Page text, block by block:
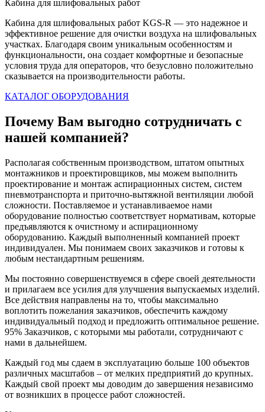
Кабина для шлифовальных работ
Кабина для шлифовальных работ KGS-R — это надежное и
эффективное решение для очистки воздуха на шлифовальных
участках. Благодаря своим уникальным особенностям и
функциональности, она создает комфортные и безопасные
условия труда для операторов, что безусловно положительно
сказывается на производительности работы.
КАТАЛОГ ОБОРУДОВАНИЯ
Почему Вам выгодно сотрудничать с
нашей компанией?
Располагая собственным производством, штатом опытных
монтажников и проектировщиков, мы можем выполнить
проектирование и монтаж аспирационных систем, систем
пневмотранспорта и приточно-вытяжной вентиляции любой
сложности. Поставляемое и устанавливаемое нами
оборудование полностью соответствует нормативам, которые
предъявляются к очистному и аспирационному
оборудованию. Каждый выполненный компанией проект
индивидуален. Мы понимаем своих заказчиков и готовы к
любым нестандартным решениям.
Мы постоянно совершенствуемся в сфере своей деятельности
и прилагаем все усилия для улучшения выпускаемых изделий.
Все действия направлены на то, чтобы максимально
воплотить пожелания заказчиков, обеспечить каждому
индивидуальный подход и предложить оптимальное решение.
95% Заказчиков, с которыми мы работали, сотрудничают с
нами в дальнейшем.
Каждый год мы сдаем в эксплуатацию больше 100 объектов
различных масштабов – от мелких предприятий до крупных.
Каждый свой проект мы доводим до завершения независимо
от возникших в процессе работ сложностей.